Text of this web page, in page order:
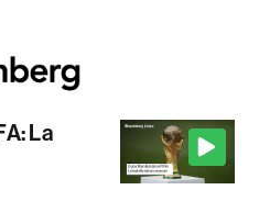
La